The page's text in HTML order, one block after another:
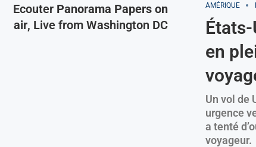
AMÉRIQUE
en
Un vol de
urgence
a tenté
voyageur.
Ecouter Panorama Papers on
air, Live from Washington DC